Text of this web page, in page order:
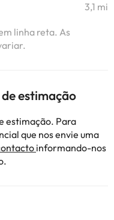
3,1 mi
linha reta. As
estimação
estimação. Para
que nos envie uma
informando-nos